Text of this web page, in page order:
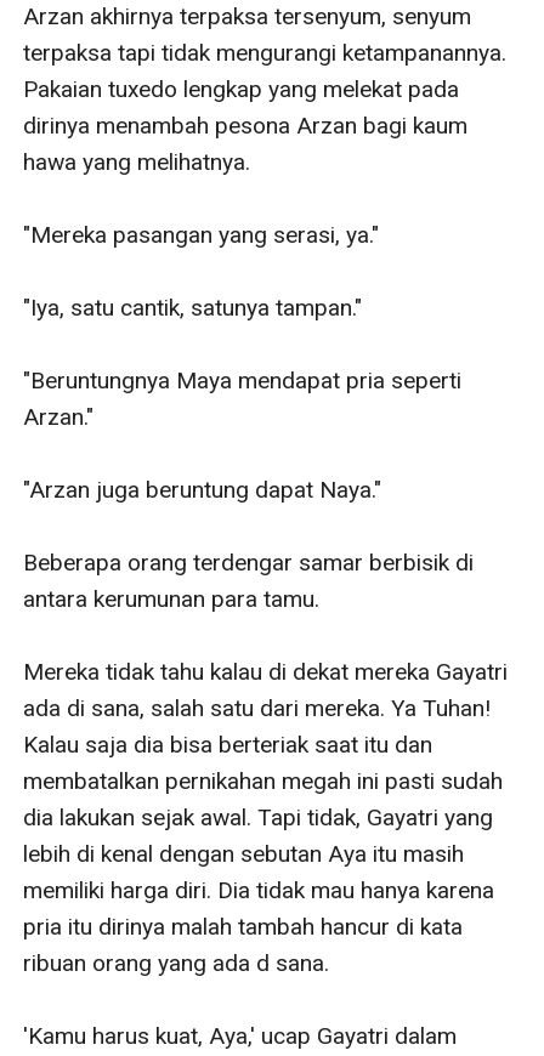
Arzan akhirnya terpaksa tersenyum, senyum
terpaksa tapi tidak mengurangi ketampanannya.
Pakaian tuxedo lengkap yang melekat pada
dirinya menambah pesona Arzan bagi kaum
hawa yang melihatnya.
"Mereka pasangan yang serasi, ya."
"Iya, satu cantik, satunya tampan."
"Beruntungnya Maya mendapat pria seperti
Arzan."
"Arzan juga beruntung dapat Naya."
Beberapa orang terdengar samar berbisik di
antara kerumunan para tamu.
Mereka tidak tahu kalau di dekat mereka Gayatri
ada di sana, salah satu dari mereka. Ya Tuhan!
Kalau saja dia bisa berteriak saat itu dan
membatalkan pernikahan megah ini pasti sudah
dia lakukan sejak awal. Tapi tidak, Gayatri yang
lebih di kenal dengan sebutan Aya itu masih
memiliki harga diri. Dia tidak mau hanya karena
pria itu dirinya malah tambah hancur di kata
ribuan orang yang ada d sana.
'Kamu harus kuat, Aya,' ucap Gayatri dalam